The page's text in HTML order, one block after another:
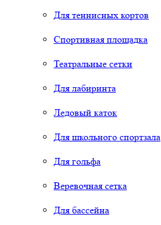
Для теннисных кортов
Спортивная площадка
Театральные сетки
Для лабиринта
Ледовый каток
Для школьного спортзала
Для гольфа
Веревочная сетка
Для бассейна